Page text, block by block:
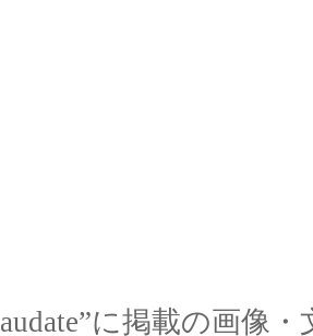
に掲載の画像